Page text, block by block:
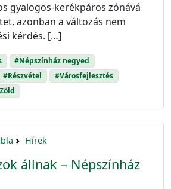
gyalogos-kerékpáros zónává
azonban a változás nem
kérdés. […]
#Népszínház negyed
#Részvétel
#Városfejlesztés
Hírek
állnak – Népszínház